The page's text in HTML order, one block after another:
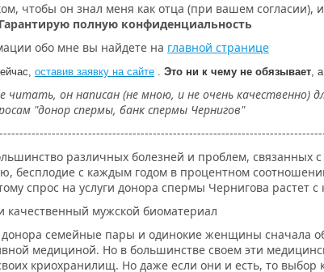
чтобы он знал меня как отца (при вашем
Гарантирую полную конфиденциальность
обо мне вы найдете на главной странице
оставив заявку на сайте . Это ни к чему не обязывает,
он написан (не мною, и не очень качественно)
"донор спермы, банк спермы Чернигов"
различных болезней и проблем, связанных
бесплодие с каждым годом в процентном
спрос на услуги донора спермы Чернигова растет
качественный мужской биоматериал
донора семейные пары и одинокие женщины сначала
медициной. Но в большинстве своем эти
криохранилищ. Но даже если они и есть, то выбор